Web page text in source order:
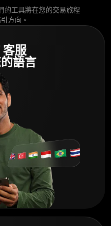
的工具將在您的交易旅程
方向。
客服
語言